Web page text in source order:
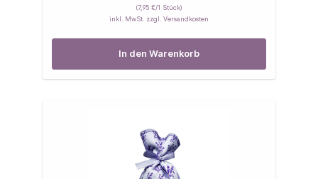
(7,95 €/1 Stück)
inkl. MwSt. zzgl. Versandkosten
In den Warenkorb